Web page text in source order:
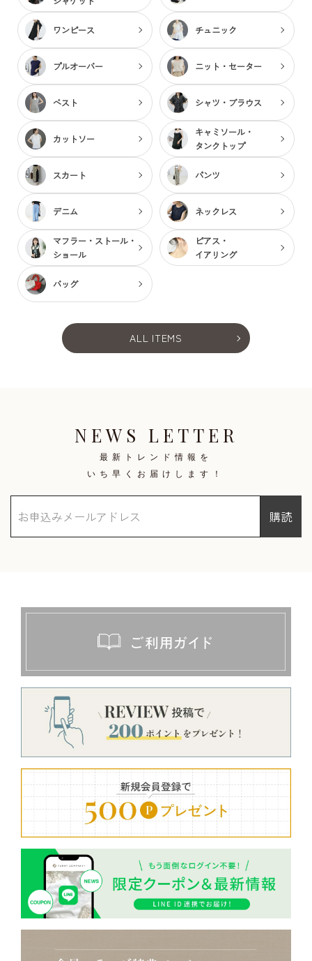
ワンピース チュニック
プルオーバー ニット・セーター
ベスト シャツ・ブラウス
カットソー
キャミソール・
タンクトップ
スカート パンツ
デニム ネックレス
マフラー・ストール・
ショール
ピアス・
イアリング
バッグ
ALL ITEMS
NEWS LETTER
最新トレンド情報を
いち早くお届けします！